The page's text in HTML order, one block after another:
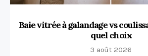
Baie vitrée à galandage vs
quel choix
3 août 2026